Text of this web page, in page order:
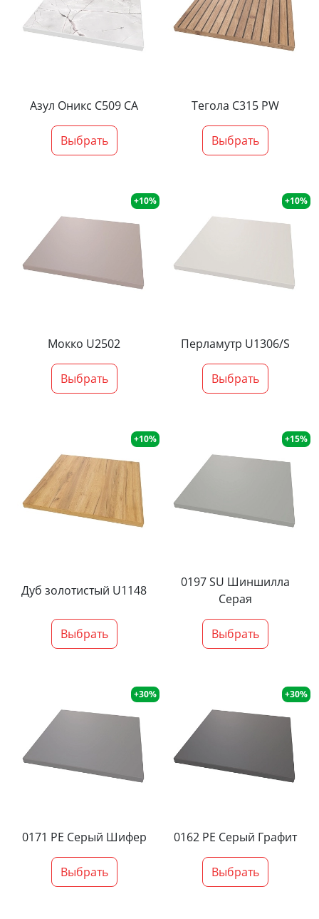
Азул Оникс С509 СА
Выбрать
Тегола С315 PW
Выбрать
+10%
Мокко U2502
Выбрать
+10%
Перламутр U1306/S
Выбрать
+10%
Дуб золотистый U1148
Выбрать
+15%
0197 SU Шиншилла
Серая
Выбрать
+30%
0171 PE Серый Шифер
Выбрать
+30%
0162 PE Серый Графит
Выбрать